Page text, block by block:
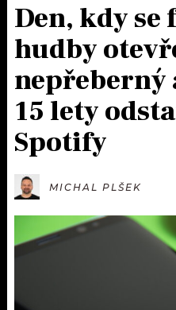
ČLÁNKY
AKTUÁLNĚ
HUDBA
ROZHOVORY
#NEBUDUDOMA
KALENDÁŘ
PODCASTY
JAK NALADIT
RÁDIO
APLIKACE
PROGRAM
SOUTĚŽE
Den, kdy
hudby
nepřeberný
15 lety
Spotify
MICHAL PLŠEK